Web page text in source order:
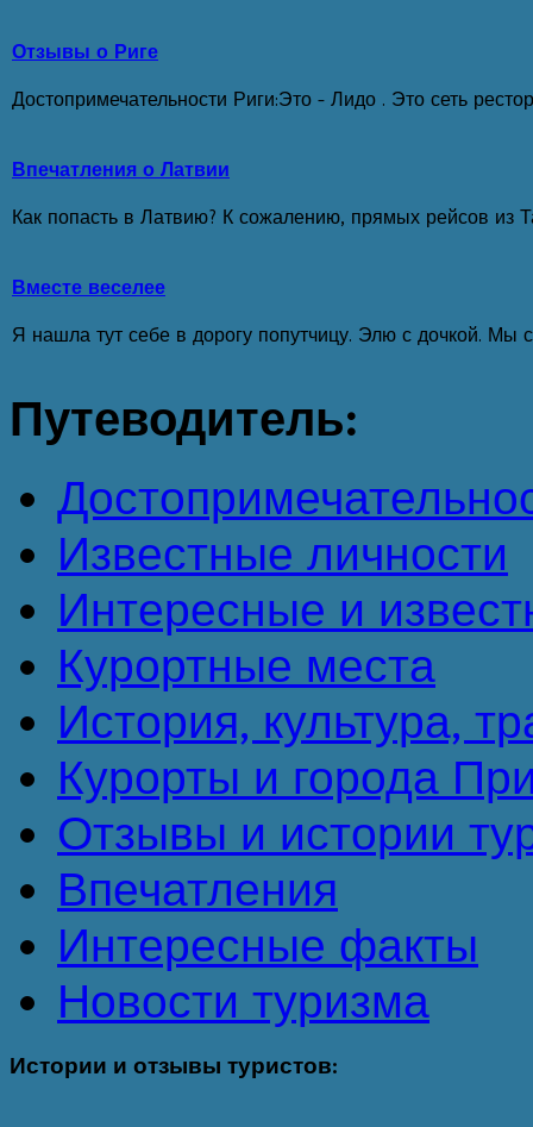
Отзывы о Риге
Достопримечательности Риги:Это - Лидо . Это сеть
Впечатления о Латвии
Как попасть в Латвию? К сожалению, прямых рейсов из
Вместе веселее
Я нашла тут себе в дорогу попутчицу. Элю с дочкой. Мы
Путеводитель:
Известные личности
Интересные и
Курортные места
История, культура,
Курорты и города
Отзывы и истории
Впечатления
Интересные факты
Новости туризма
Истории и отзывы туристов: